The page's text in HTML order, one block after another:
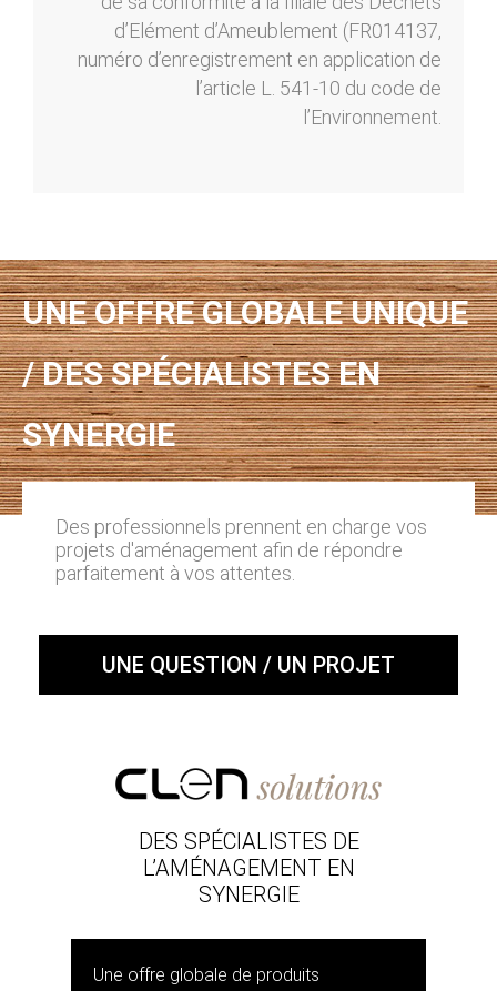
d’Elément d’Ameublement (FR014137,
numéro d’enregistrement en application de
l’article L. 541-10 du code de
l’Environnement.
UNE OFFRE GLOBALE UNIQUE
/ DES SPÉCIALISTES EN
SYNERGIE
Des professionnels prennent en charge vos
projets d'aménagement afin de répondre
parfaitement à vos attentes.
UNE QUESTION / UN PROJET
DES SPÉCIALISTES DE
L’AMÉNAGEMENT EN
SYNERGIE
Une offre globale de produits